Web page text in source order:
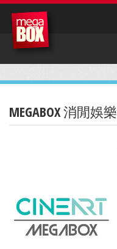
MEGABOX 消閒娛樂